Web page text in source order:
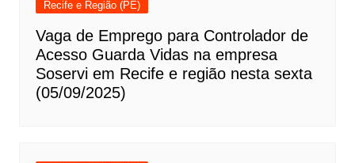
Recife e Região (PE)
Vaga de Emprego para Controlador de
Acesso Guarda Vidas na empresa
Soservi em Recife e região nesta sexta
(05/09/2025)